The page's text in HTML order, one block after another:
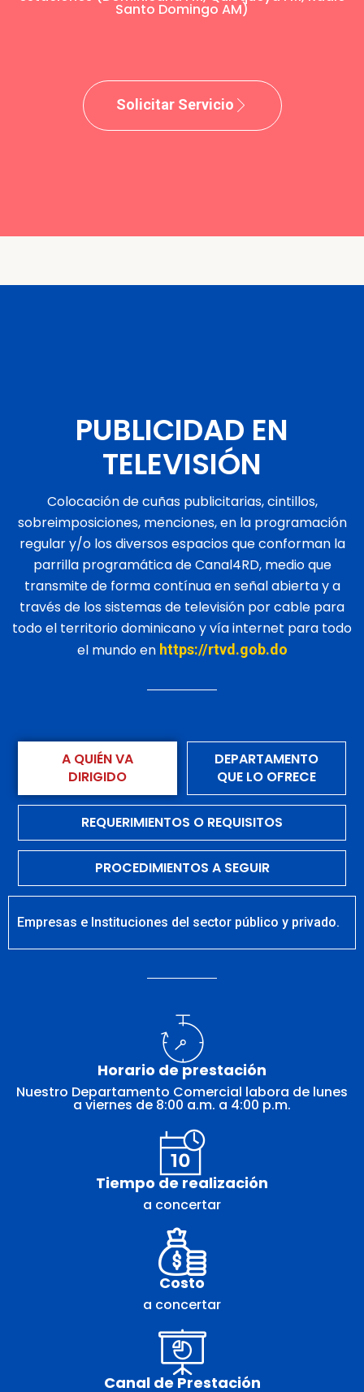
Santo Domingo AM)
Solicitar Servicio
PUBLICIDAD EN
TELEVISIÓN
Colocación de cuñas publicitarias, cintillos,
sobreimposiciones, menciones, en la programación
regular y/o los diversos espacios que conforman la
parrilla programática de Canal4RD, medio que
transmite de forma contínua en señal abierta y a
través de los sistemas de televisión por cable para
todo el territorio dominicano y vía internet para todo
el mundo en https://rtvd.gob.do
A QUIÉN VA
DIRIGIDO
DEPARTAMENTO
QUE LO OFRECE
REQUERIMIENTOS O REQUISITOS
PROCEDIMIENTOS A SEGUIR
Empresas e Instituciones del sector público y privado.
Horario de prestación
Nuestro Departamento Comercial labora de lunes
a viernes de 8:00 a.m. a 4:00 p.m.
Tiempo de realización
a concertar
Costo
a concertar
Canal de Prestación